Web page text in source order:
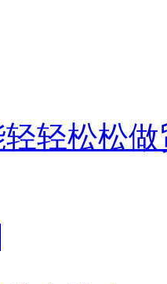
轻松松
|